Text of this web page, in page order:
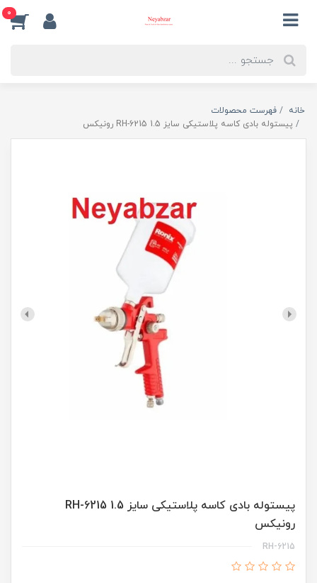
0
خانه
فهرست محصولات
پیستوله بادی کاسه پلاستیکی سایز 1.5 RH-6215 رونیکس
پیستوله بادی کاسه پلاستیکی سایز 1.5 RH-6215
رونیکس
RH-6215